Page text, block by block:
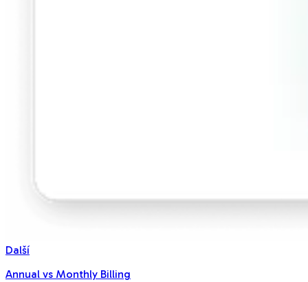
Další
Annual vs Monthly Billing